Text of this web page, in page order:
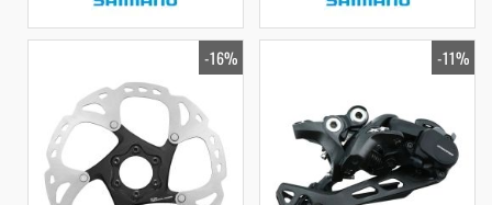
-16% -11%